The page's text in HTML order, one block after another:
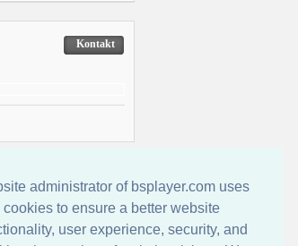
administrator of bsplayer.com uses
cookies to ensure a better website
user experience, security, and
Kontakt